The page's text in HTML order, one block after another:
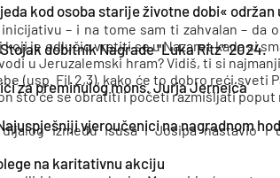
kod osoba starije životne dobi« održan
dobitnik Nagrade "Luka Ritz" 2024.
za preminulog mons. Jurja Jerneića
vjeroučenici na nagradnom
na karitativnu akciju
– i na tome sam ti zahvalan – da
je odlučio vratiti se u Nazaret kada si
u Jeruzalemski hram? Vidiš, ti si
(usp. Fil 2,3), kako će to dobro reći sveti
što će se obratiti i početi razmišljati poput
između Isusa i Josipa nastavio i